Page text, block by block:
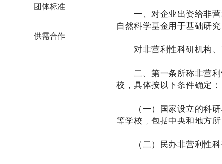
团体标准
供需合作
一、对企业出资给非营
自然科学基金用于基础研
对非营利性科研机构、
二、第一条所称非营利
校，具体按以下条件确定：
（一）国家设立的科研
等学校，包括中央和地方
（二）民办非营利性科